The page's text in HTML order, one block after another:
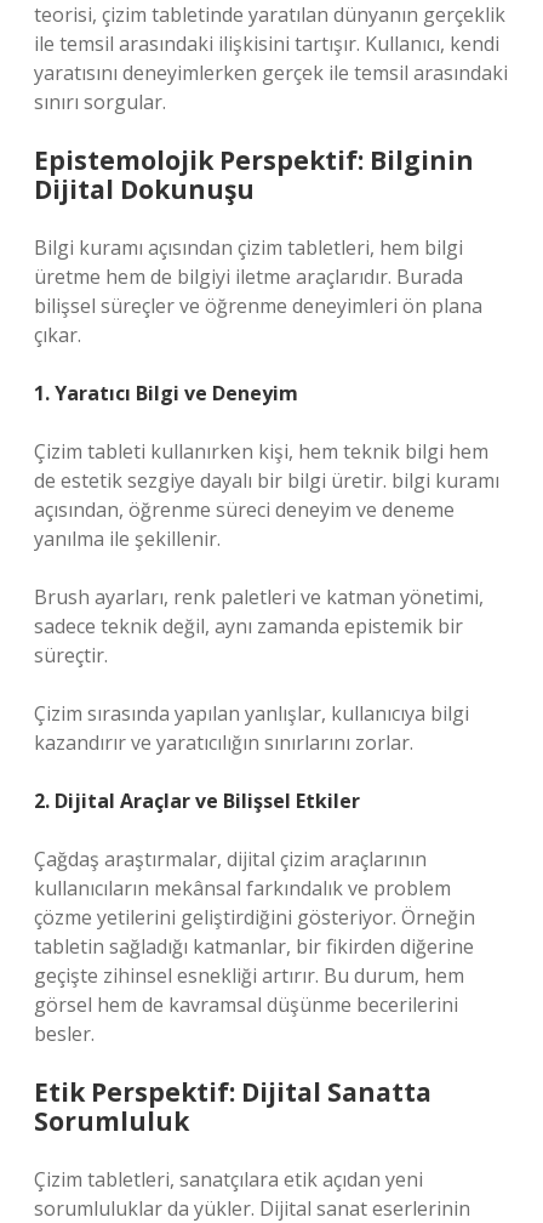
teorisi, çizim tabletinde yaratılan dünyanın gerçeklik
ile temsil arasındaki ilişkisini tartışır. Kullanıcı, kendi
yaratısını deneyimlerken gerçek ile temsil arasındaki
sınırı sorgular.
Epistemolojik Perspektif: Bilginin
Dijital Dokunuşu
Bilgi kuramı açısından çizim tabletleri, hem bilgi
üretme hem de bilgiyi iletme araçlarıdır. Burada
bilişsel süreçler ve öğrenme deneyimleri ön plana
çıkar.
1. Yaratıcı Bilgi ve Deneyim
Çizim tableti kullanırken kişi, hem teknik bilgi hem
de estetik sezgiye dayalı bir bilgi üretir. bilgi kuramı
açısından, öğrenme süreci deneyim ve deneme
yanılma ile şekillenir.
Brush ayarları, renk paletleri ve katman yönetimi,
sadece teknik değil, aynı zamanda epistemik bir
süreçtir.
Çizim sırasında yapılan yanlışlar, kullanıcıya bilgi
kazandırır ve yaratıcılığın sınırlarını zorlar.
2. Dijital Araçlar ve Bilişsel Etkiler
Çağdaş araştırmalar, dijital çizim araçlarının
kullanıcıların mekânsal farkındalık ve problem
çözme yetilerini geliştirdiğini gösteriyor. Örneğin
tabletin sağladığı katmanlar, bir fikirden diğerine
geçişte zihinsel esnekliği artırır. Bu durum, hem
görsel hem de kavramsal düşünme becerilerini
besler.
Etik Perspektif: Dijital Sanatta
Sorumluluk
Çizim tabletleri, sanatçılara etik açıdan yeni
sorumluluklar da yükler. Dijital sanat eserlerinin